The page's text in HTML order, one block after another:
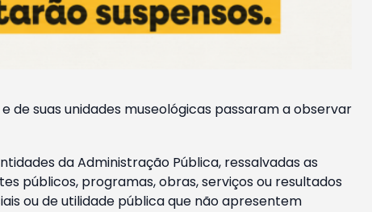
de suas unidades museológicas passaram a observar
da Administração Pública, ressalvadas as
públicos, programas, obras, serviços ou resultados
ou de utilidade pública que não apresentem